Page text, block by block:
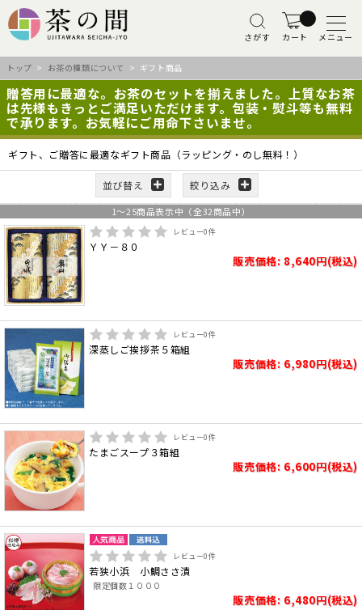
さがす カート メニュー
トップ > お茶の種類について > ギフト商品
贈答用に最適な。お茶のセットを揃えました。上質なお茶
は先様もきっとご満足いただけます。包装・熨斗等も無料
で承ります。お気軽にご用命下さいませ。
ギフト、ご贈答に最適なギフト商品（ラッピング・のし無料！）
並び替え 絞り込み
1～25商品表示中（全32商品中）
レビュー0件
ＹＹ－８０
販売価格: 8,640円(税込)
レビュー0件
深蒸しご挨拶茶５箱組
販売価格: 6,980円(税込)
レビュー0件
たまごスープ３箱組
販売価格: 6,600円(税込)
レビュー0件
若狭小浜 小鯛ささ漬
限定個数１０００
販売価格: 6,480円(税込)